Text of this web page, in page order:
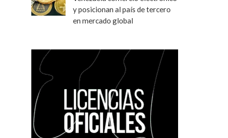
y posicionan al país de tercero
en mercado global